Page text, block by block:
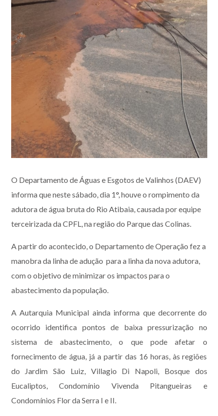
O Departamento de Águas e Esgotos de Valinhos (DAEV)
informa que neste sábado, dia 1°, houve o rompimento da
adutora de água bruta do Rio Atibaia, causada por equipe
terceirizada da CPFL, na região do Parque das Colinas.
A partir do acontecido, o Departamento de Operação fez a
manobra da linha de adução para a linha da nova adutora,
com o objetivo de minimizar os impactos para o
abastecimento da população.
A Autarquia Municipal ainda informa que decorrente do
ocorrido identifica pontos de baixa pressurização no
sistema de abastecimento, o que pode afetar o
fornecimento de água, já a partir das 16 horas, às regiões
do Jardim São Luiz, Villagio Di Napoli, Bosque dos
Eucaliptos, Condomínio Vivenda Pitangueiras e
Condomínios Flor da Serra I e II.